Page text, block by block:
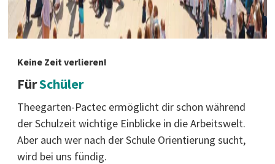
Keine Zeit verlieren!
FürSchüler
Theegarten-Pactec ermöglicht dir schon während
der Schulzeit wichtige Einblicke in die Arbeitswelt.
Aber auch wer nach der Schule Orientierung sucht,
wird bei uns fündig.